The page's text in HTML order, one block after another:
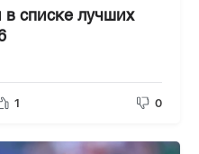
списке лучших
1 0